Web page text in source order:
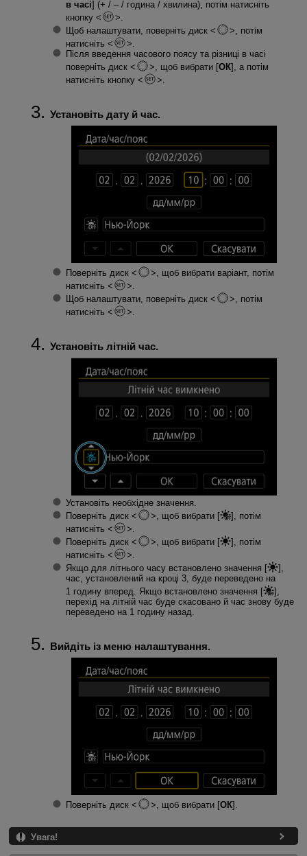
в часі] (+ / – / година / хвилина), потім натисніть
кнопку
Щоб налаштувати, поверніть диск
, потім
натисніть
Після введення часового поясу та різниці в часі
поверніть диск
, щоб вибрати [ОК], а потім
натисніть кнопку
Установіть дату й час.
Поверніть диск
, щоб вибрати варіант, потім
натисніть
Щоб налаштувати, поверніть диск
, потім
натисніть
Установіть літній час.
Установіть необхідне значення.
Поверніть диск
, щоб вибрати [
], потім
натисніть
Поверніть диск
, щоб вибрати [
], потім
натисніть
Якщо для літнього часу встановлено значення [
],
час, установлений на кроці 3, буде переведено на
1 годину вперед. Якщо встановлено значення [
],
перехід на літній час буде скасовано й час знову буде
переведено на 1 годину назад.
Вийдіть із меню налаштування.
Поверніть диск , щоб вибрати [ОК].
Увага!